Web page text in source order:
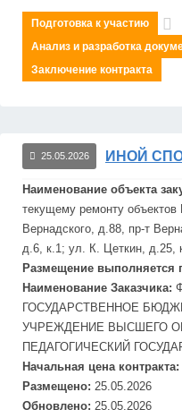
Подготовка к участию
Анализ и разработка
Заключение контракта
25.05.2026 ИНОЙ
Наименование объекта
текущему ремонту
Вернадского, д.88, пр-т Верн
д.6, к.1; ул. К. Цеткин, д.25,
Размещение выполняется
Наименование Заказчика:
ГОСУДАРСТВЕННОЕ
УЧРЕЖДЕНИЕ ВЫСШЕГО
ПЕДАГОГИЧЕСКИЙ
Начальная цена контракта:
Размещено: 25.05.2026
Обновлено: 25.05.2026